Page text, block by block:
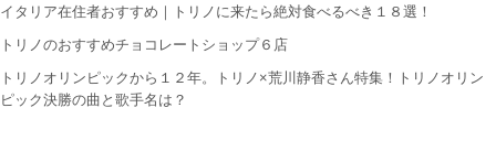
イタリア在住者おすすめ｜トリノに来たら絶対食べるべき１８選！
トリノのおすすめチョコレートショップ６店
トリノオリンピックから１２年。トリノ×荒川静香さん特集！トリノオリン
ピック決勝の曲と歌手名は？